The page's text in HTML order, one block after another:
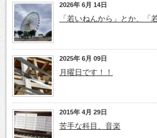
2026年 6月 14日
「若いねんから」とか、「
2025年 6月 09日
月曜日です！！
2015年 4月 29日
苦手な科目、音楽